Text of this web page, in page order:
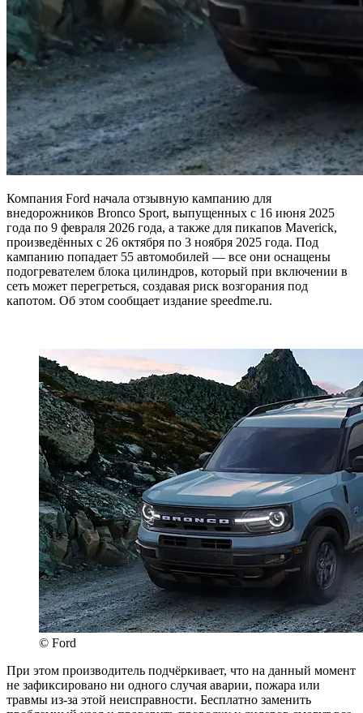
Компания Ford начала отзывную кампанию для
внедорожников Bronco Sport, выпущенных с 16 июня 2025
года по 9 февраля 2026 года, а также для пикапов Maverick,
произведённых с 26 октября по 3 ноября 2025 года. Под
кампанию попадает 55 автомобилей — все они оснащены
подогревателем блока цилиндров, который при включении в
сеть может перегреться, создавая риск возгорания под
капотом. Об этом сообщает издание speedme.ru.
© Ford
При этом производитель подчёркивает, что на данный момент
не зафиксировано ни одного случая аварии, пожара или
травмы из-за этой неисправности. Бесплатно заменить